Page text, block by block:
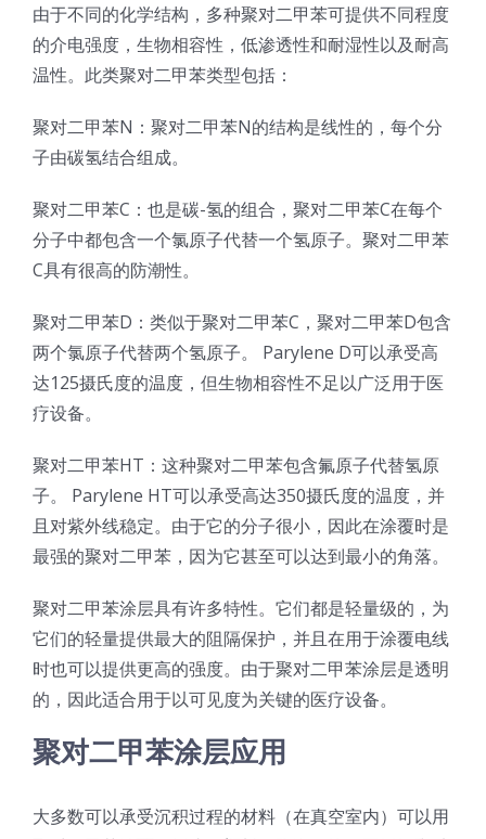
双进液
喷嘴兼容性
由于不同的化学结构，多种聚对二甲苯可提供不同程度
的介电强度，生物相容性，低渗透性和耐湿性以及耐高
温性。此类聚对二甲苯类型包括：
聚对二甲苯N：聚对二甲苯N的结构是线性的，每个分
子由碳氢结合组成。
聚对二甲苯C：也是碳-氢的组合，聚对二甲苯C在每个
分子中都包含一个氯原子代替一个氢原子。聚对二甲苯
C具有很高的防潮性。
聚对二甲苯D：类似于聚对二甲苯C，聚对二甲苯D包含
两个氯原子代替两个氢原子。 Parylene D可以承受高
达125摄氏度的温度，但生物相容性不足以广泛用于医
疗设备。
聚对二甲苯HT：这种聚对二甲苯包含氟原子代替氢原
子。 Parylene HT可以承受高达350摄氏度的温度，并
且对紫外线稳定。由于它的分子很小，因此在涂覆时是
最强的聚对二甲苯，因为它甚至可以达到最小的角落。
聚对二甲苯涂层具有许多特性。它们都是轻量级的，为
它们的轻量提供最大的阻隔保护，并且在用于涂覆电线
时也可以提供更高的强度。由于聚对二甲苯涂层是透明
的，因此适合用于以可见度为关键的医疗设备。
聚对二甲苯涂层应用
大多数可以承受沉积过程的材料（在真空室内）可以用